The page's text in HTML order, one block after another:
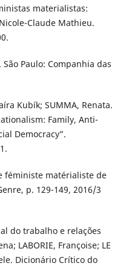
materialistas:
Claude Mathieu.
São Paulo: Companhia das
Kubík; SUMMA, Renata.
Family, Anti-
Democracy”.
féministe matérialiste de
p. 129-149, 2016/3
do trabalho e relações
LABORIE, Françoise; LE
Dicionário Crítico do